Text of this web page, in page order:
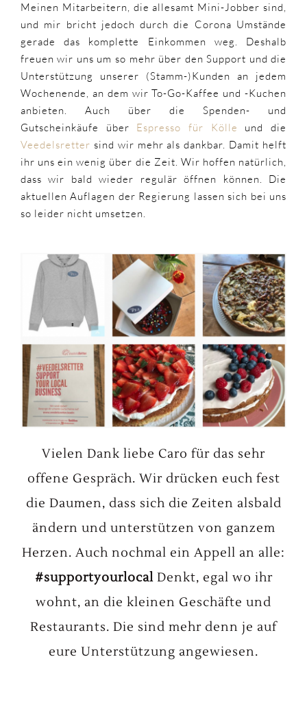
Meinen Mitarbeitern, die allesamt Mini-Jobber sind,
und mir bricht jedoch durch die Corona Umstände
gerade das komplette Einkommen weg. Deshalb
freuen wir uns um so mehr über den Support und die
Unterstützung unserer (Stamm-)Kunden an jedem
Wochenende, an dem wir To-Go-Kaffee und -Kuchen
anbieten. Auch über die Spenden- und
Gutscheinkäufe über Espresso für Kölle und die
Veedelsretter sind wir mehr als dankbar. Damit helft
ihr uns ein wenig über die Zeit. Wir hoffen natürlich,
dass wir bald wieder regulär öffnen können. Die
aktuellen Auflagen der Regierung lassen sich bei uns
so leider nicht umsetzen.
Vielen Dank liebe Caro für das sehr
offene Gespräch. Wir drücken euch fest
die Daumen, dass sich die Zeiten alsbald
ändern und unterstützen von ganzem
Herzen. Auch nochmal ein Appell an alle:
#supportyourlocalDenkt, egal wo ihr
wohnt, an die kleinen Geschäfte und
Restaurants. Die sind mehr denn je auf
eure Unterstützung angewiesen.